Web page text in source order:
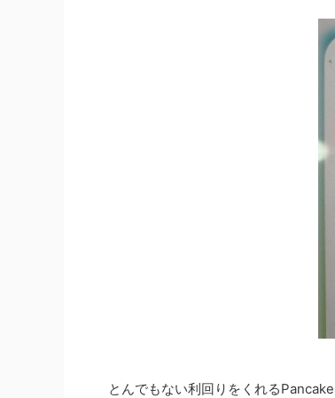
とんでもない利回りをくれる